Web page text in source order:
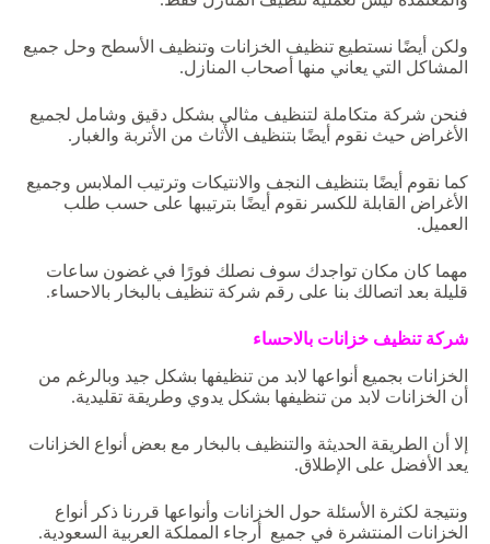
ولكن أيضًا نستطيع تنظيف الخزانات وتنظيف الأسطح وحل جميع
المشاكل التي يعاني منها أصحاب المنازل.
فنحن شركة متكاملة لتنظيف مثالي بشكل دقيق وشامل لجميع
الأغراض حيث نقوم أيضًا بتنظيف الأثاث من الأتربة والغبار.
كما نقوم أيضًا بتنظيف النجف والانتيكات وترتيب الملابس وجميع
الأغراض القابلة للكسر نقوم أيضًا بترتيبها على حسب طلب
العميل.
مهما كان مكان تواجدك سوف نصلك فورًا في غضون ساعات
قليلة بعد اتصالك بنا على رقم شركة تنظيف بالبخار بالاحساء.
شركة تنظيف خزانات بالاحساء
الخزانات بجميع أنواعها لابد من تنظيفها بشكل جيد وبالرغم من
أن الخزانات لابد من تنظيفها بشكل يدوي وطريقة تقليدية.
إلا أن الطريقة الحديثة والتنظيف بالبخار مع بعض أنواع الخزانات
يعد الأفضل على الإطلاق.
ونتيجة لكثرة الأسئلة حول الخزانات وأنواعها قررنا ذكر أنواع
الخزانات المنتشرة في جميع أرجاء المملكة العربية السعودية.